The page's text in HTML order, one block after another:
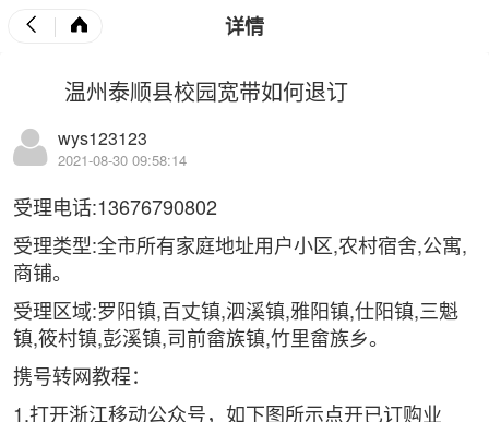
详情
温州泰顺县校园宽带如何退订
wys123123
2021-08-30 09:58:14
受理电话:13676790802
受理类型:全市所有家庭地址用户小区,农村宿舍,公寓,
商铺。
受理区域:罗阳镇,百丈镇,泗溪镇,雅阳镇,仕阳镇,三魁
镇,筱村镇,彭溪镇,司前畲族镇,竹里畲族乡。
携号转网教程：
1.打开浙江移动公众号，如下图所示点开已订购业